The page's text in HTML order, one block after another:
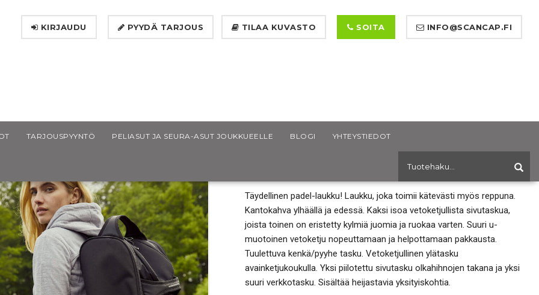
INFO@SCANCAP.FI
SOITA
PYYDÄ TARJOUS TILAA KUVASTO
KIRJAUDU
TARJOUSPYYNTÖ PELIASUT JA SEURA-ASUT JOUKKUEELLE BLOGI YHTEYSTIEDOT
CLIQUE 2.0 COMBI BAG
Täydellinen padel-laukku! Laukku, joka toimii kätevästi myös reppuna.
Kantokahva ylhäällä ja edessä. Kaksi isoa vetoketjullista sivutaskua,
joista toinen on eristetty kylmiä juomia ja ruokaa varten. Suuri u-
muotoinen vetoketju nopeuttamaan ja helpottamaan pakkausta.
Tuulettuva kenkä/pyyhe tasku. Vetoketjullinen ylätasku
avainketjukoukulla. Yksi piilotettu sivutasku olkahihnojen takana ja yksi
suuri verkkotasku. Sisältää heijastavia yksityiskohtia.